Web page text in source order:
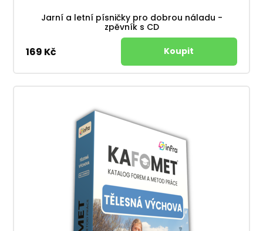
Jarní a letní písničky pro dobrou náladu -
zpěvník s CD
169 Kč